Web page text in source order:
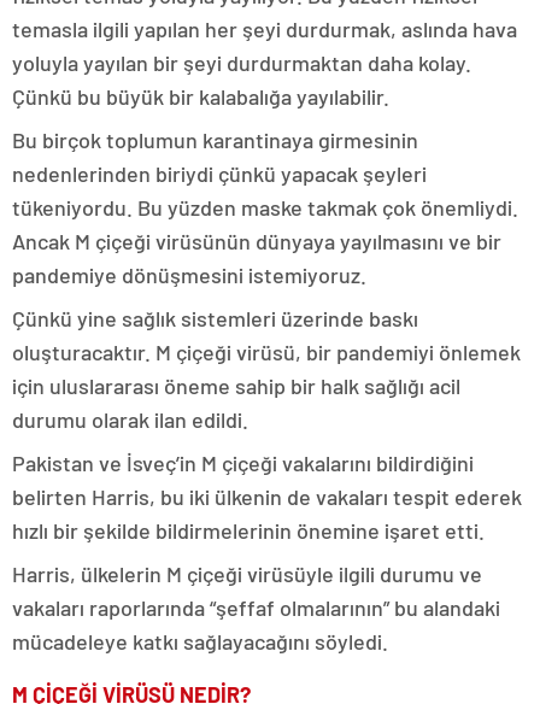
temasla ilgili yapılan her şeyi durdurmak, aslında hava
yoluyla yayılan bir şeyi durdurmaktan daha kolay.
Çünkü bu büyük bir kalabalığa yayılabilir.
Bu birçok toplumun karantinaya girmesinin
nedenlerinden biriydi çünkü yapacak şeyleri
tükeniyordu. Bu yüzden maske takmak çok önemliydi.
Ancak M çiçeği virüsünün dünyaya yayılmasını ve bir
pandemiye dönüşmesini istemiyoruz.
Çünkü yine sağlık sistemleri üzerinde baskı
oluşturacaktır. M çiçeği virüsü, bir pandemiyi önlemek
için uluslararası öneme sahip bir halk sağlığı acil
durumu olarak ilan edildi.
Pakistan ve İsveç’in M çiçeği vakalarını bildirdiğini
belirten Harris, bu iki ülkenin de vakaları tespit ederek
hızlı bir şekilde bildirmelerinin önemine işaret etti.
Harris, ülkelerin M çiçeği virüsüyle ilgili durumu ve
vakaları raporlarında “şeffaf olmalarının” bu alandaki
mücadeleye katkı sağlayacağını söyledi.
M ÇİÇEĞİ VİRÜSÜ NEDİR?